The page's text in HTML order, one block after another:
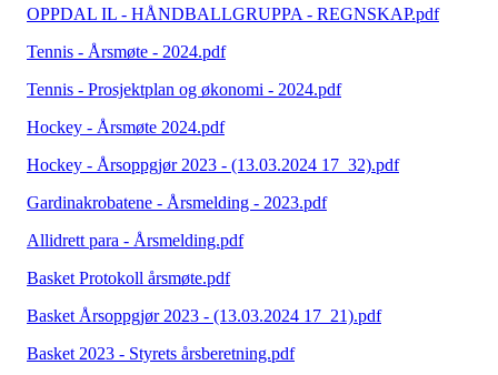
OPPDAL IL - HÅNDBALLGRUPPA - REGNSKAP.pdf
Tennis - Årsmøte - 2024.pdf
Tennis - Prosjektplan og økonomi - 2024.pdf
Hockey - Årsmøte 2024.pdf
Hockey - Årsoppgjør 2023 - (13.03.2024 17_32).pdf
Gardinakrobatene - Årsmelding - 2023.pdf
Allidrett para - Årsmelding.pdf
Basket Protokoll årsmøte.pdf
Basket Årsoppgjør 2023 - (13.03.2024 17_21).pdf
Basket 2023 - Styrets årsberetning.pdf